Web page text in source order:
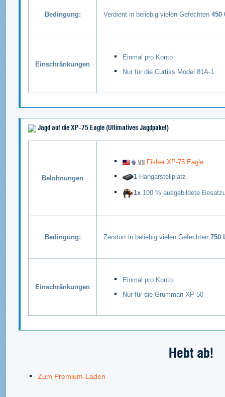
Bedingung: Verdient in beliebig vielen Gefechten 450
Einschränkungen
Einmal pro Konto
Nur für die Curtiss Model 81A-1
Jagd auf die XP-75 Eagle (Ultimatives Jagdpaket)
Belohnungen
Fisher XP-75 Eagle
1 Hangarstellplatz
1x 100 % ausgebildete
Bedingung: Zerstört in beliebig vielen Gefechten 750
Einschränkungen
Einmal pro Konto
Nur für die Grumman XP-50
Hebt ab!
Zum Premium-Laden